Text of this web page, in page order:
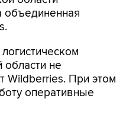
объединенная
не
Wildberries. При этом
оперативные